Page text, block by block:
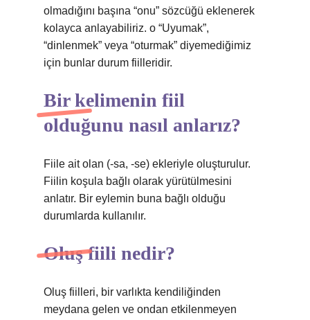
olmadığını başına “onu” sözcüğü eklenerek
kolayca anlayabiliriz. o “Uyumak”,
“dinlenmek” veya “oturmak” diyemediğimiz
için bunlar durum fiilleridir.
Bir kelimenin fiil
olduğunu nasıl anlarız?
Fiile ait olan (-sa, -se) ekleriyle oluşturulur.
Fiilin koşula bağlı olarak yürütülmesini
anlatır. Bir eylemin buna bağlı olduğu
durumlarda kullanılır.
Oluş fiili nedir?
Oluş fiilleri, bir varlıkta kendiliğinden
meydana gelen ve ondan etkilenmeyen